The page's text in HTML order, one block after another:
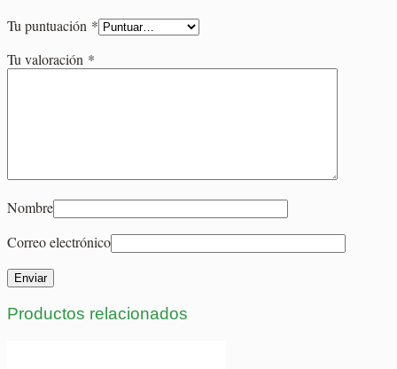
Tu puntuación *
Tu valoración *
Nombre
Correo electrónico
Productos relacionados